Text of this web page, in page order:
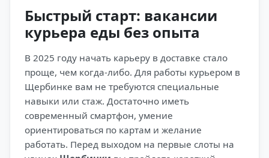
Быстрый старт: вакансии
курьера еды без опыта
В 2025 году начать карьеру в доставке стало
проще, чем когда-либо. Для работы курьером в
Щербинке вам не требуются специальные
навыки или стаж. Достаточно иметь
современный смартфон, умение
ориентироваться по картам и желание
работать. Перед выходом на первые слоты на